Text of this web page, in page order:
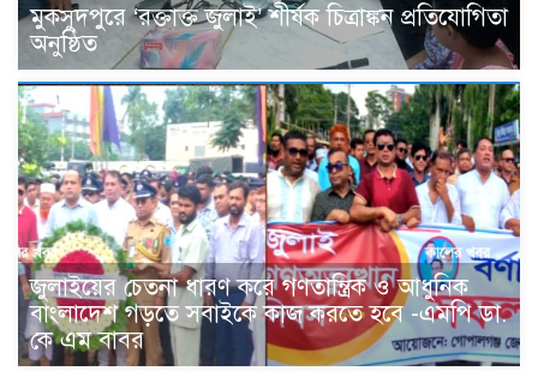
মুকসুদপুরে ‘রক্তাক্ত জুলাই’ শীর্ষক চিত্রাঙ্কন প্রতিযোগিতা
অনুষ্ঠিত
জুলাইয়ের চেতনা ধারণ করে গণতান্ত্রিক ও আধুনিক
বাংলাদেশ গড়তে সবাইকে কাজ করতে হবে -এমপি ডা.
কে এম বাবর